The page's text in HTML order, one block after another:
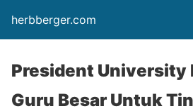
herbberger.com
President University
Guru Besar Untuk